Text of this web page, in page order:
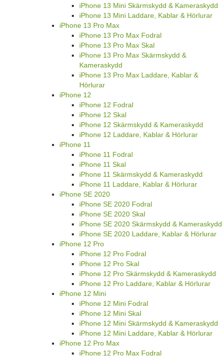
iPhone 13 Mini Skärmskydd & Kameraskydd
iPhone 13 Mini Laddare, Kablar & Hörlurar
iPhone 13 Pro Max
iPhone 13 Pro Max Fodral
iPhone 13 Pro Max Skal
iPhone 13 Pro Max Skärmskydd &
Kameraskydd
iPhone 13 Pro Max Laddare, Kablar &
Hörlurar
iPhone 12
iPhone 12 Fodral
iPhone 12 Skal
iPhone 12 Skärmskydd & Kameraskydd
iPhone 12 Laddare, Kablar & Hörlurar
iPhone 11
iPhone 11 Fodral
iPhone 11 Skal
iPhone 11 Skärmskydd & Kameraskydd
iPhone 11 Laddare, Kablar & Hörlurar
iPhone SE 2020
iPhone SE 2020 Fodral
iPhone SE 2020 Skal
iPhone SE 2020 Skärmskydd & Kameraskydd
iPhone SE 2020 Laddare, Kablar & Hörlurar
iPhone 12 Pro
iPhone 12 Pro Fodral
iPhone 12 Pro Skal
iPhone 12 Pro Skärmskydd & Kameraskydd
iPhone 12 Pro Laddare, Kablar & Hörlurar
iPhone 12 Mini
iPhone 12 Mini Fodral
iPhone 12 Mini Skal
iPhone 12 Mini Skärmskydd & Kameraskydd
iPhone 12 Mini Laddare, Kablar & Hörlurar
iPhone 12 Pro Max
iPhone 12 Pro Max Fodral